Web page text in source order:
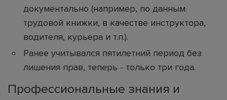
документально (например, по данным
трудовой книжки, в качестве инструктора,
водителя, курьера и т.п.).
Ранее учитывался пяти­летний период без
лишения прав, теперь - только три года.
Профессиональные знания и